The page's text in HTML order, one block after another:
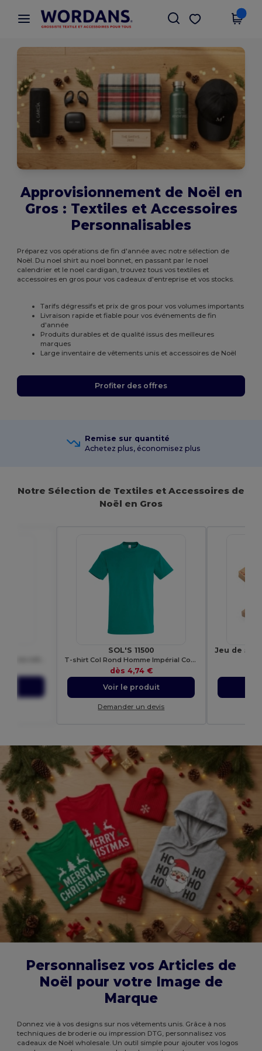
× Appli Wordans
Meilleurs prix sur l’app !
Obtenir l'appli
Approvisionnement de Noël en
Gros : Textiles et Accessoires
Personnalisables
Préparez vos opérations de fin d'année avec notre sélection de
Noël. Du noel shirt au noel bonnet, en passant par le noel
calendrier et le noel cardigan, trouvez tous vos textiles et
accessoires en gros pour vos cadeaux d'entreprise et vos stocks.
Tarifs dégressifs et prix de gros pour vos volumes importants
Livraison rapide et fiable pour vos événements de fin
d'année
Produits durables et de qualité issus des meilleures
marques
Large inventaire de vêtements unis et accessoires de Noël
Profiter des offres
Remise sur quantité
Achetez plus, économisez plus
Notre Sélection de Textiles et Accessoires de
Noël en Gros
SOL'S 11500
T-shirt Col Rond Homme Impérial Confort - qualité supérieure - coton semi-peigné
dès 4,74 €
Voir le produit
Demander un devis
Personnalisez vos Articles de
Noël pour votre Image de
Marque
Donnez vie à vos designs sur nos vêtements unis. Grâce à nos
techniques de broderie ou impression DTG, personnalisez vos
cadeaux de Noël wholesale. Un outil simple pour ajouter vos logos